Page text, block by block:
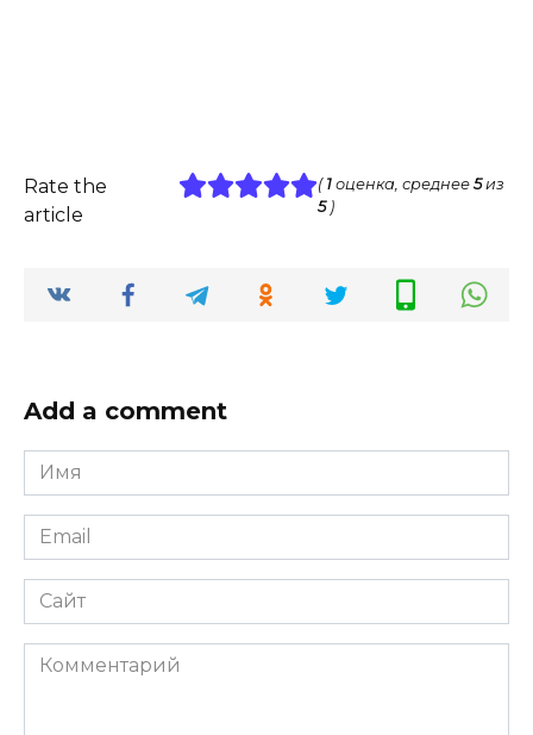
Rate the
article
( 1 оценка, среднее5из
5)
Add a comment
Имя
*
Email
*
Сайт
Комментарий